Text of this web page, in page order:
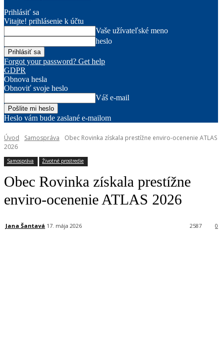
Prihlásiť sa
Vitajte! prihlásenie k účtu
Vaše užívateľské meno
heslo
Forgot your password? Get help
GDPR
Obnova hesla
Obnoviť svoje heslo
Váš e-mail
Heslo vám bude zaslané e-mailom
Úvod Samospráva
Obec Rovinka získala prestížne enviro-ocenenie ATLAS
2026
Samospráva Životné prostredie
Obec Rovinka získala prestížne
enviro-ocenenie ATLAS 2026
Jana Šantavá 17. mája 2026 0
2587